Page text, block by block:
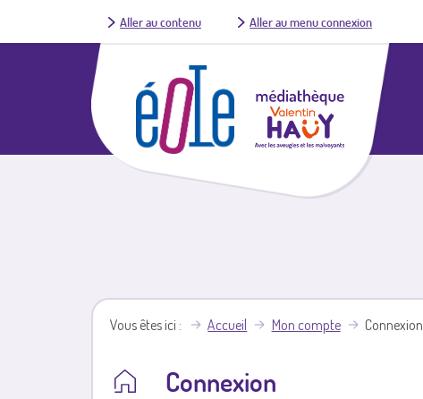
Aller au contenu Aller au menu connexion
Vous êtes ici Accueil Mon compte Connexion
Connexion